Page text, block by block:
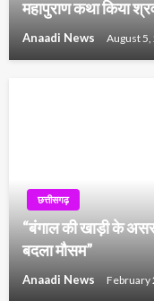
महापुराण कथा किया
Anaadi News August 5,
छत्तीसगढ़
“बंगाल की खाड़ी के
बदला मौसम”
Anaadi News February